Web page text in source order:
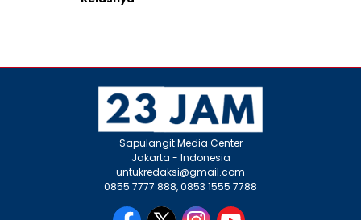
Sapulangit Media Center
Jakarta - Indonesia
untukredaksi@gmail.com
0855 7777 888, 0853 1555 7788